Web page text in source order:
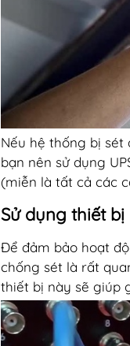
Nếu hệ thống bị sét
bạn nên sử dụng
(miễn là tất cả các
Sử dụng thiết
Để đảm bảo hoạt
chống sét là rất
thiết bị này sẽ giúp